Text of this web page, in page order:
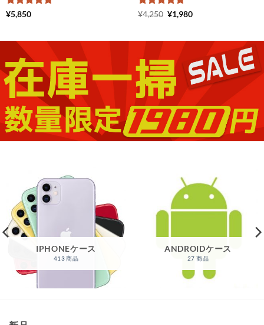
5段階中
¥5,850 5段階中5の
¥4,250 元
は
¥4,250
で
し
た。
¥1,980現
格
¥1,980
で
す。
IPHONEケース
413 商品
ANDROIDケース
27 商品